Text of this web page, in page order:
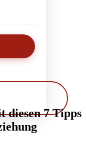
diesen 7 Tipps